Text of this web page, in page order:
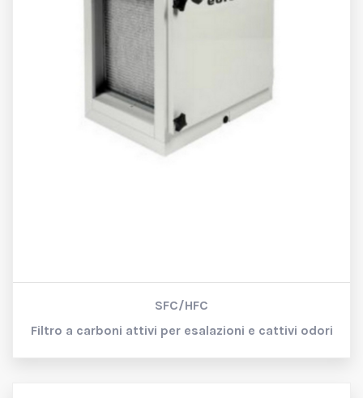
SFC/HFC
Filtro a carboni attivi per esalazioni e cattivi odori